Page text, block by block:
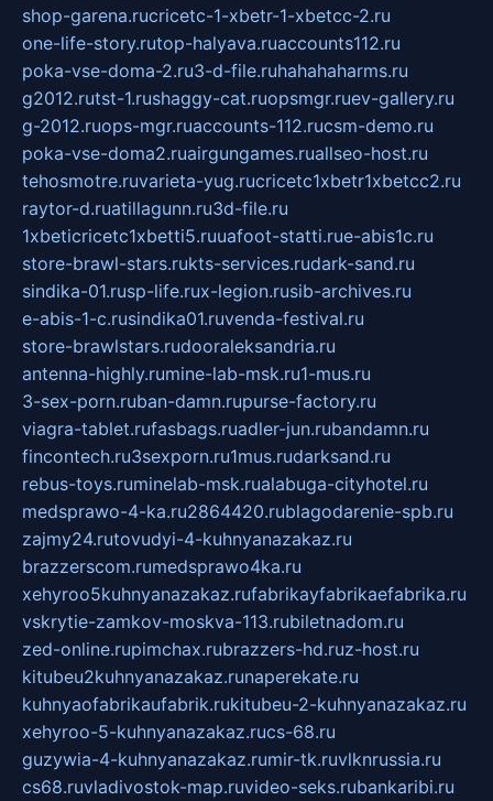
shop-garena.rucricetc-1-xbetr-1-xbetcc-2.ru
one-life-story.rutop-halyava.ruaccounts112.ru
poka-vse-doma-2.ru3-d-file.ruhahahaharms.ru
g2012.rutst-1.rushaggy-cat.ruopsmgr.ruev-gallery.ru
g-2012.ruops-mgr.ruaccounts-112.rucsm-demo.ru
poka-vse-doma2.ruairgungames.ruallseo-host.ru
tehosmotre.ruvarieta-yug.rucricetc1xbetr1xbetcc2.ru
raytor-d.ruatillagunn.ru3d-file.ru
1xbeticricetc1xbetti5.ruuafoot-statti.rue-abis1c.ru
store-brawl-stars.rukts-services.rudark-sand.ru
sindika-01.rusp-life.rux-legion.rusib-archives.ru
e-abis-1-c.rusindika01.ruvenda-festival.ru
store-brawlstars.rudooraleksandria.ru
antenna-highly.rumine-lab-msk.ru1-mus.ru
3-sex-porn.ruban-damn.rupurse-factory.ru
viagra-tablet.rufasbags.ruadler-jun.rubandamn.ru
fincontech.ru3sexporn.ru1mus.rudarksand.ru
rebus-toys.ruminelab-msk.rualabuga-cityhotel.ru
medsprawo-4-ka.ru2864420.rublagodarenie-spb.ru
zajmy24.rutovudyi-4-kuhnyanazakaz.ru
brazzerscom.rumedsprawo4ka.ru
xehyroo5kuhnyanazakaz.rufabrikayfabrikaefabrika.ru
vskrytie-zamkov-moskva-113.rubiletnadom.ru
zed-online.rupimchax.rubrazzers-hd.ruz-host.ru
kitubeu2kuhnyanazakaz.runaperekate.ru
kuhnyaofabrikaufabrik.rukitubeu-2-kuhnyanazakaz.ru
xehyroo-5-kuhnyanazakaz.rucs-68.ru
guzywia-4-kuhnyanazakaz.rumir-tk.ruvlknrussia.ru
cs68.ruvladivostok-map.ruvideo-seks.rubankaribi.ru